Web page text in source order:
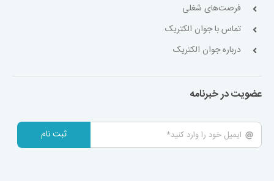
فرصت‌های شغلی
تماس با جوان الکتریک
درباره جوان الکتریک
عضویت در خبرنامه
ثبت نام